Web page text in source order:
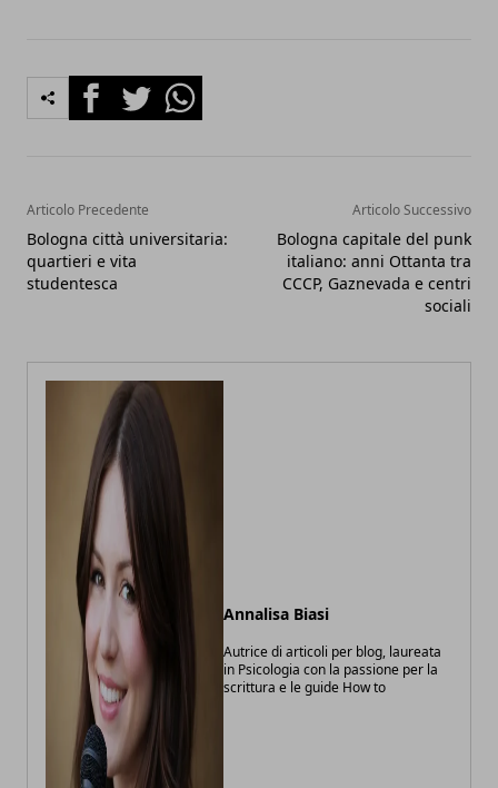
FacebookTwitterWhatsapp
Articolo Precedente
Bologna città universitaria:
quartieri e vita
studentesca
Articolo Successivo
Bologna capitale del punk
italiano: anni Ottanta tra
CCCP, Gaznevada e centri
sociali
Annalisa Biasi
Autrice di articoli per blog, laureata
in Psicologia con la passione per la
scrittura e le guide How to